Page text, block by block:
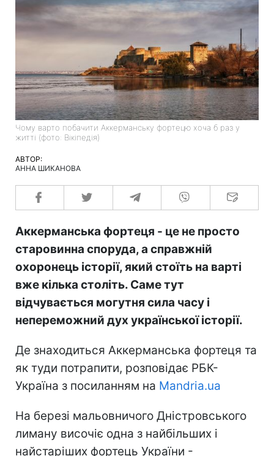
Чому варто побачити Аккерманську фортецю хоча б раз у
житті (фото: Вікіпедія)
АВТОР:
АННА ШИКАНОВА
Аккерманська фортеця - це не просто
старовинна споруда, а справжній
охоронець історії, який стоїть на варті
вже кілька століть. Саме тут
відчувається могутня сила часу і
непереможний дух української історії.
Де знаходиться Аккерманська фортеця та
як туди потрапити, розповідає РБК-
Україна з посиланням на Mandria.ua
На березі мальовничого Дністровського
лиману височіє одна з найбільших і
найстаріших фортець України -